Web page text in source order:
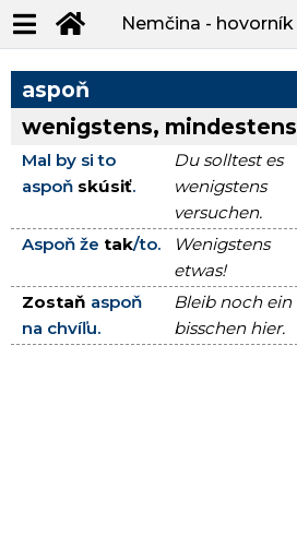
Nemčina - hovorník
aspoň
wenigstens, mindestens
Mal by si to
aspoň skúsiť.
Du solltest es
wenigstens
versuchen.
Aspoň že tak/to.
Wenigstens
etwas!
Zostaň aspoň
na chvíľu.
Bleib noch ein
bisschen hier.